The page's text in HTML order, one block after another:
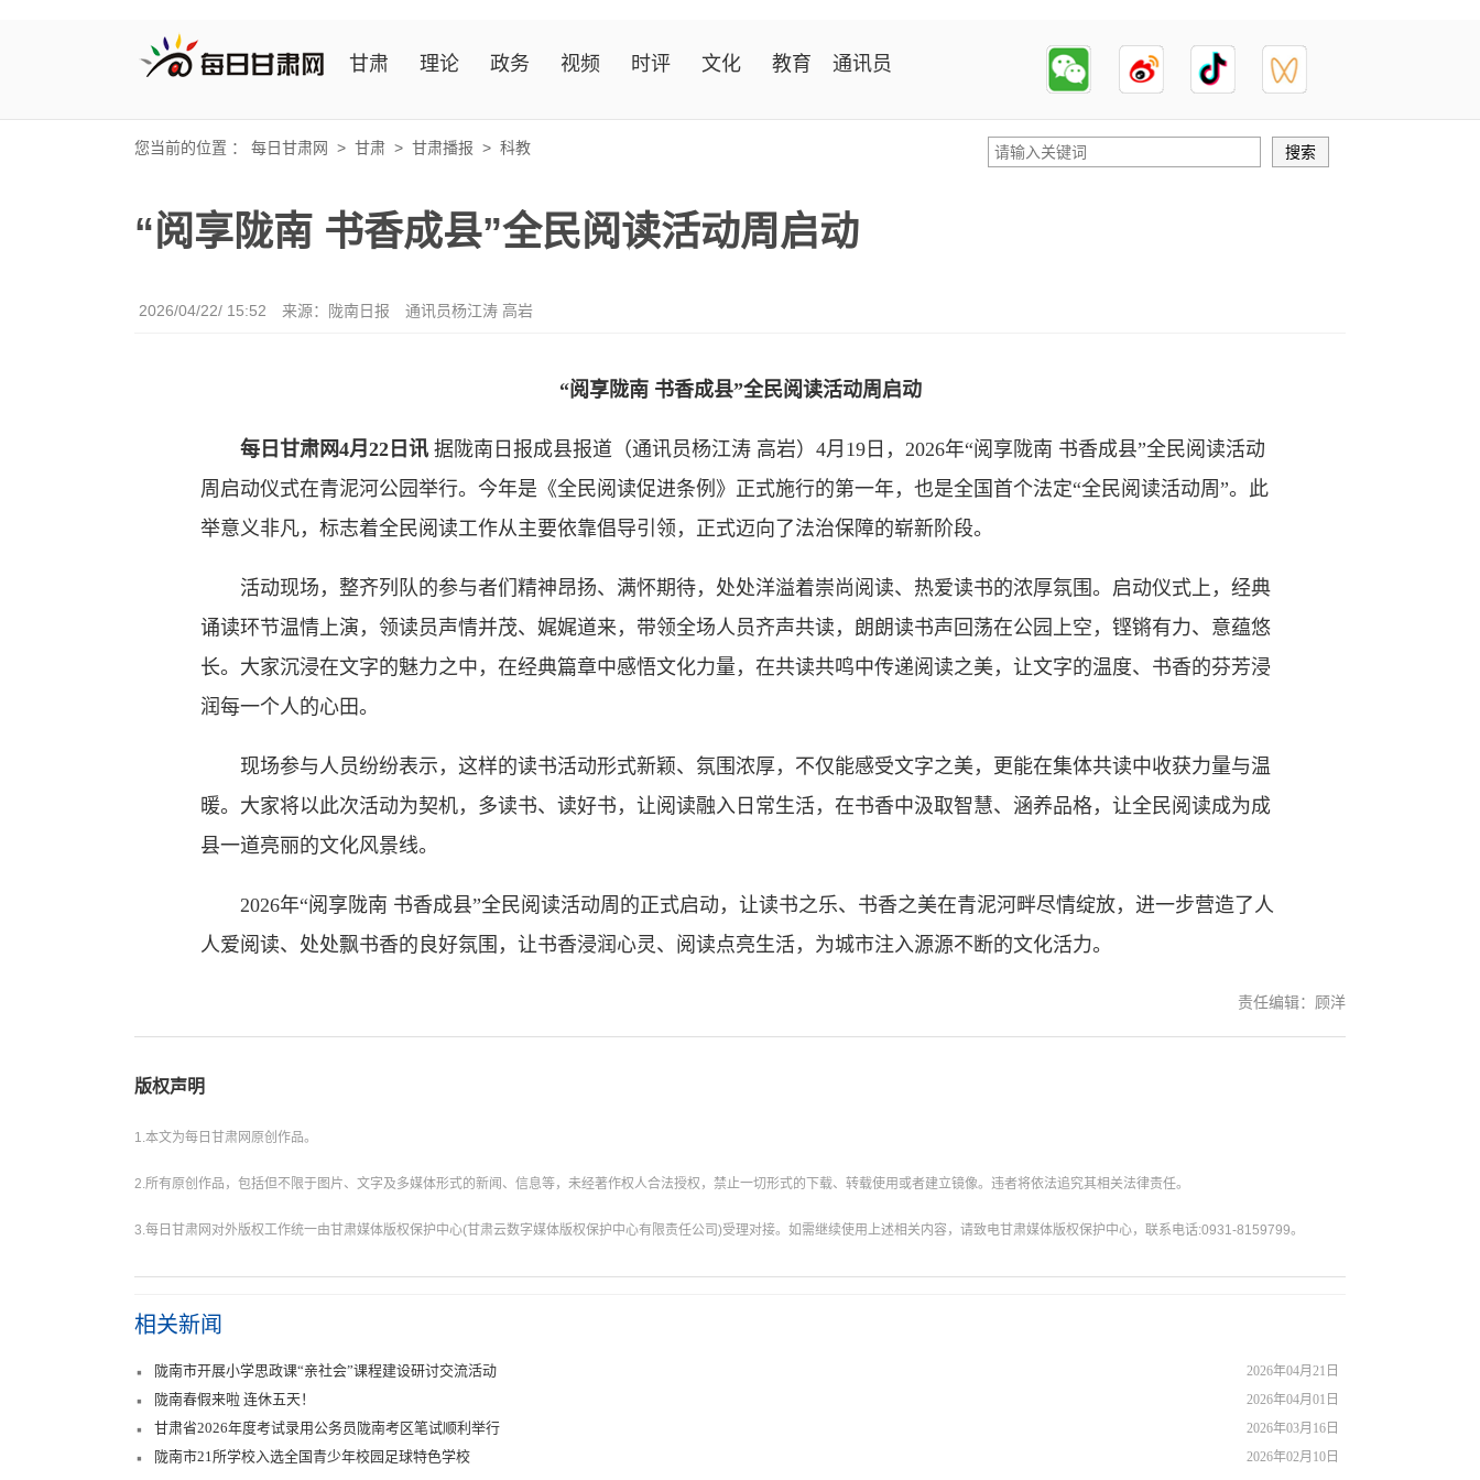
甘肃 理论 政务 视频 时评 文化 教育 通讯员
您当前的位置 ： 每日甘肃网 > 甘肃 > 甘肃播报 > 科教
“阅享陇南 书香成县”全民阅读活动周启动
2026/04/22/ 15:52 来源：陇南日报 通讯员杨江涛 高岩
“阅享陇南 书香成县”全民阅读活动周启动
每日甘肃网4月22日讯 据陇南日报成县报道（通讯员杨江涛 高岩）4月19日，2026年“阅享陇南 书香成县”全民阅读活动
周启动仪式在青泥河公园举行。今年是《全民阅读促进条例》正式施行的第一年，也是全国首个法定“全民阅读活动周”。此
举意义非凡，标志着全民阅读工作从主要依靠倡导引领，正式迈向了法治保障的崭新阶段。
活动现场，整齐列队的参与者们精神昂扬、满怀期待，处处洋溢着崇尚阅读、热爱读书的浓厚氛围。启动仪式上，经典
诵读环节温情上演，领读员声情并茂、娓娓道来，带领全场人员齐声共读，朗朗读书声回荡在公园上空，铿锵有力、意蕴悠
长。大家沉浸在文字的魅力之中，在经典篇章中感悟文化力量，在共读共鸣中传递阅读之美，让文字的温度、书香的芬芳浸
润每一个人的心田。
现场参与人员纷纷表示，这样的读书活动形式新颖、氛围浓厚，不仅能感受文字之美，更能在集体共读中收获力量与温
暖。大家将以此次活动为契机，多读书、读好书，让阅读融入日常生活，在书香中汲取智慧、涵养品格，让全民阅读成为成
县一道亮丽的文化风景线。
2026年“阅享陇南 书香成县”全民阅读活动周的正式启动，让读书之乐、书香之美在青泥河畔尽情绽放，进一步营造了人
人爱阅读、处处飘书香的良好氛围，让书香浸润心灵、阅读点亮生活，为城市注入源源不断的文化活力。
责任编辑：顾洋
版权声明
1.本文为每日甘肃网原创作品。
2.所有原创作品，包括但不限于图片、文字及多媒体形式的新闻、信息等，未经著作权人合法授权，禁止一切形式的下载、转载使用或者建立镜像。违者将依法追究其相关法律责任。
3.每日甘肃网对外版权工作统一由甘肃媒体版权保护中心(甘肃云数字媒体版权保护中心有限责任公司)受理对接。如需继续使用上述相关内容，请致电甘肃媒体版权保护中心，联系电话:0931-8159799。
相关新闻
2026年04月21日
陇南市开展小学思政课“亲社会”课程建设研讨交流活动
2026年04月01日
陇南春假来啦 连休五天！
2026年03月16日
甘肃省2026年度考试录用公务员陇南考区笔试顺利举行
2026年02月10日
陇南市21所学校入选全国青少年校园足球特色学校